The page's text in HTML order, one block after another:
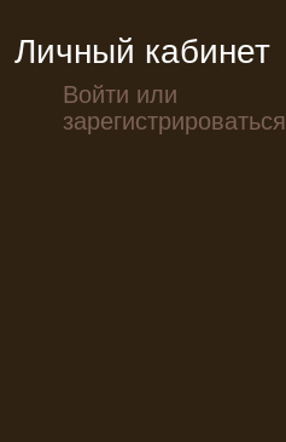
Личный кабинет
Войти или
зарегистрироваться